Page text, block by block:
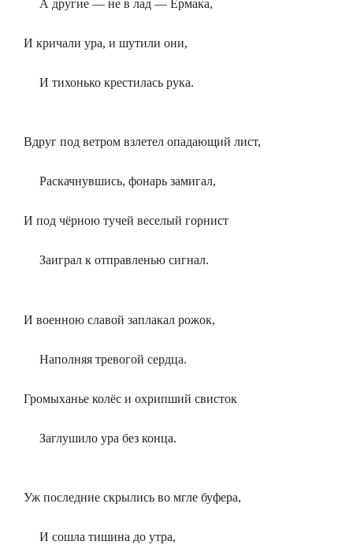
А другие — не в лад — Ермака,
И кричали ура, и шутили они,
И тихонько крестилась рука.
Вдруг под ветром взлетел опадающий лист,
Раскачнувшись, фонарь замигал,
И под чёрною тучей веселый горнист
Заиграл к отправленью сигнал.
И военною славой заплакал рожок,
Наполняя тревогой сердца.
Громыханье колёс и охрипший свисток
Заглушило ура без конца.
Уж последние скрылись во мгле буфера,
И сошла тишина до утра,